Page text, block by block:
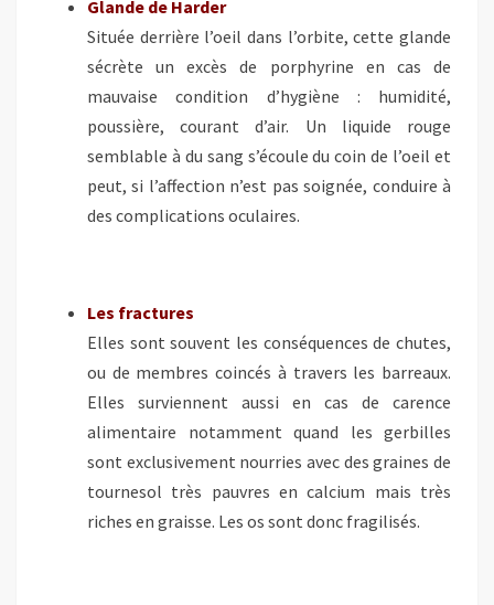
Glande de Harder
Située derrière l’oeil dans l’orbite, cette glande
sécrète un excès de porphyrine en cas de
mauvaise condition d’hygiène : humidité,
poussière, courant d’air. Un liquide rouge
semblable à du sang s’écoule du coin de l’oeil et
peut, si l’affection n’est pas soignée, conduire à
des complications oculaires.
Les fractures
Elles sont souvent les conséquences de chutes,
ou de membres coincés à travers les barreaux.
Elles surviennent aussi en cas de carence
alimentaire notamment quand les gerbilles
sont exclusivement nourries avec des graines de
tournesol très pauvres en calcium mais très
riches en graisse. Les os sont donc fragilisés.